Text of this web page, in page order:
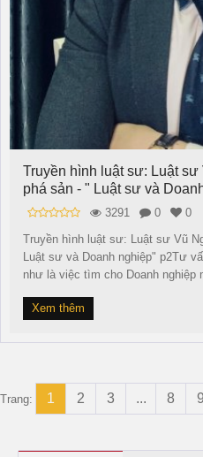
Truyền hình luật sư: Luật
phá sản - " Luật sư và
3291 0
0
Truyền hình luật sư: Luật sư Vũ
Luật sư và Doanh nghiệp" p2Tư
như là việc tìm cho Doanh nghiệp
Xem thêm
Trang: 1 2 3 ... 8 9